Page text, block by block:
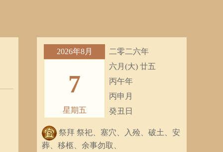
2026年8月
7
星期五
二零二六年
六月(大) 廿五
丙午年
丙申月
癸丑日
祭拜 祭祀、塞穴、入殓、破土、安
葬、移柩、余事勿取、